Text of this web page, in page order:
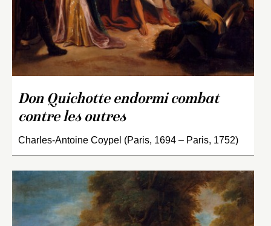
Don Quichotte endormi combat
contre les outres
Charles-Antoine Coypel (Paris, 1694 – Paris, 1752)